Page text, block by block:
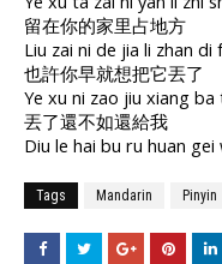
留在你的家里占地方
Liu zai ni de jia li zhan di
也許你早就想把它丟了
Ye xu ni zao jiu xiang ba
丟了還不如還給我
Diu le hai bu ru huan gei
Tags Mandarin Pinyin